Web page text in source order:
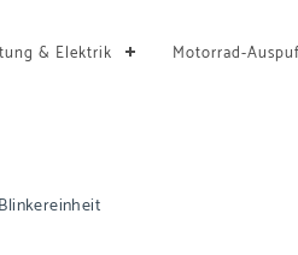
& Elektrik Motorrad-